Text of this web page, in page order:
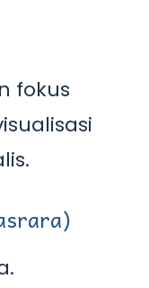
fokus